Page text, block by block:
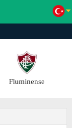
Fluminense